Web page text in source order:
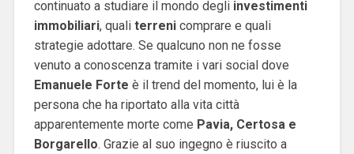
continuato a studiare il mondo degli investimenti
immobiliari, quali terrenicomprare e quali
strategie adottare. Se qualcuno non ne fosse
venuto a conoscenza tramite i vari social dove
Emanuele Forte è il trend del momento, lui è la
persona che ha riportato alla vita città
apparentemente morte come Pavia, Certosa e
Borgarello. Grazie al suo ingegno è riuscito a